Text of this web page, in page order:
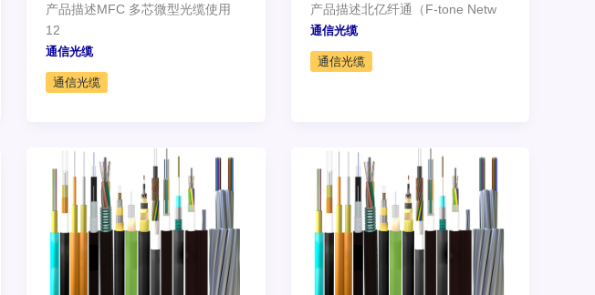
产品描述MFC 多芯微型光缆使用
12
通信光缆
通信光缆
产品描述北亿纤通（F-tone Netw
通信光缆
通信光缆